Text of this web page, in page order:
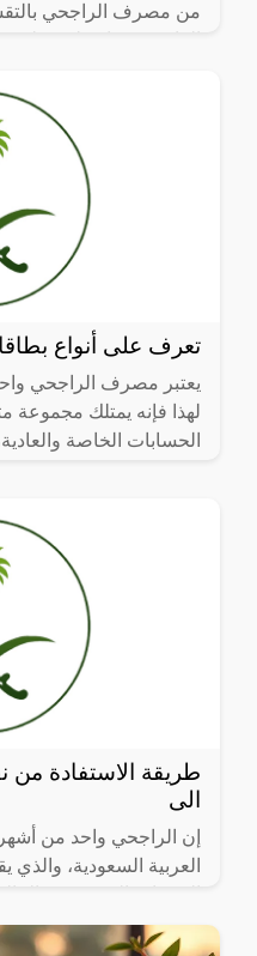
من مصرف الراجحي
تعرف على أنواع
يعتبر مصرف الراجحي
لهذا فإنه يمتلك مجموعة
الحسابات الخاصة
طريقة الاستفادة من
الى
إن الراجحي واحد من
العربية السعودية،
الخدمات هي